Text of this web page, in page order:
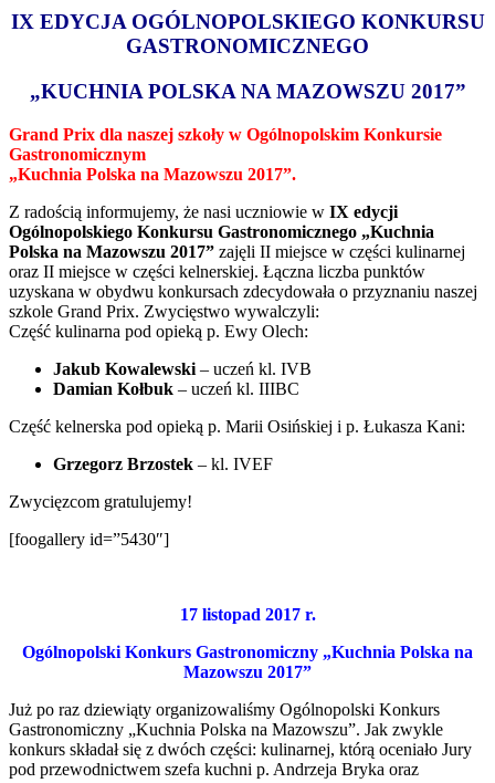
IX EDYCJA OGÓLNOPOLSKIEGO KONKURSU
GASTRONOMICZNEGO
„KUCHNIA POLSKA NA MAZOWSZU 2017”
Grand Prix dla naszej szkoły w Ogólnopolskim Konkursie
Gastronomicznym
„Kuchnia Polska na Mazowszu 2017”.
Z radością informujemy, że nasi uczniowie w IX edycji
Ogólnopolskiego Konkursu Gastronomicznego „Kuchnia
Polska na Mazowszu 2017” zajęli II miejsce w części kulinarnej
oraz II miejsce w części kelnerskiej. Łączna liczba punktów
uzyskana w obydwu konkursach zdecydowała o przyznaniu naszej
szkole Grand Prix. Zwycięstwo wywalczyli:
Część kulinarna pod opieką p. Ewy Olech:
Jakub Kowalewski – uczeń kl. IVB
Damian Kołbuk – uczeń kl. IIIBC
Część kelnerska pod opieką p. Marii Osińskiej i p. Łukasza Kani:
Grzegorz Brzostek – kl. IVEF
Zwycięzcom gratulujemy!
[foogallery id=”5430″]
17 listopad 2017 r.
Ogólnopolski Konkurs Gastronomiczny „Kuchnia Polska na
Mazowszu 2017”
Już po raz dziewiąty organizowaliśmy Ogólnopolski Konkurs
Gastronomiczny „Kuchnia Polska na Mazowszu”. Jak zwykle
konkurs składał się z dwóch części: kulinarnej, którą oceniało Jury
pod przewodnictwem szefa kuchni p. Andrzeja Bryka oraz